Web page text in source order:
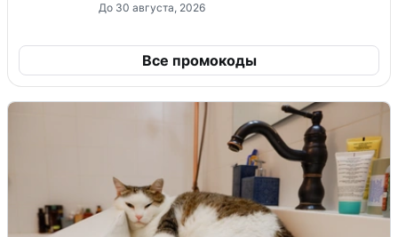
До 30 августа, 2026
Все промокоды